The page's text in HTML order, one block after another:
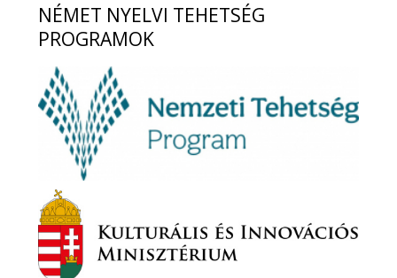
NÉMET NYELVI TEHETSÉG
PROGRAMOK